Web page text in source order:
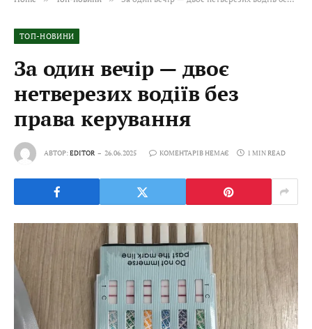
ТОП-НОВИНИ
За один вечір — двоє
нетверезих водіїв без
права керування
АВТОР:EDITOR 26.06.2025 КОМЕНТАРІВ НЕМАЄ 1 MIN READ